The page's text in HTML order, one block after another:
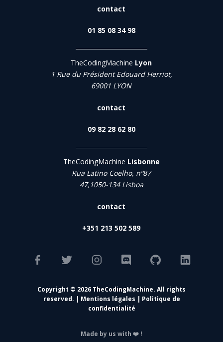
contact
01 85 08 34 98
TheCodingMachine Lyon
1 Rue du Président Edouard Herriot,
69001 LYON
contact
09 82 28 62 80
TheCodingMachine Lisbonne
Rua Latino Coelho, nº87
47,1050-134 Lisboa
contact
+351 213 502 589
Copyright © 2026 TheCodingMachine. All rights
reserved. | Mentions légales | Politique de
confidentialité
Made by us with ❤️ !